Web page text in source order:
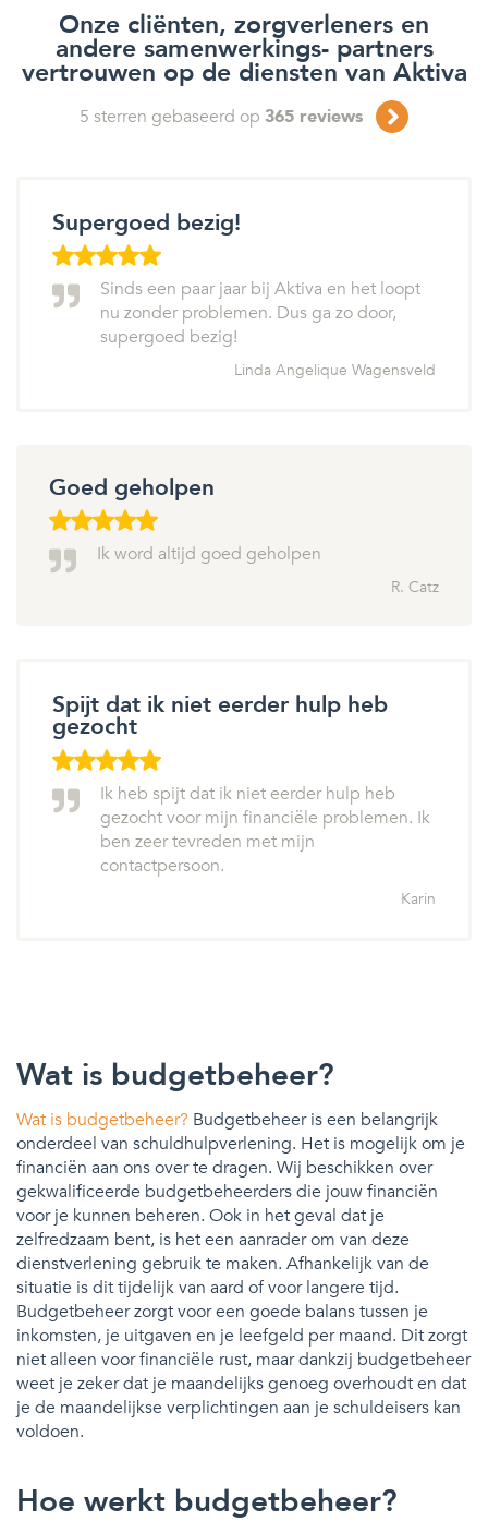
Onze cliënten, zorgverleners en
andere samenwerkings- partners
vertrouwen op de diensten van Aktiva
5 sterren gebaseerd op 365 reviews
Supergoed bezig!
Sinds een paar jaar bij Aktiva en het loopt
nu zonder problemen. Dus ga zo door,
supergoed bezig!
Linda Angelique Wagensveld
Goed geholpen
Ik word altijd goed geholpen
R. Catz
Spijt dat ik niet eerder hulp heb
gezocht
Ik heb spijt dat ik niet eerder hulp heb
gezocht voor mijn financiële problemen. Ik
ben zeer tevreden met mijn
contactpersoon.
Karin
Wat is budgetbeheer?
Wat is budgetbeheer? Budgetbeheer is een belangrijk
onderdeel van schuldhulpverlening. Het is mogelijk om je
financiën aan ons over te dragen. Wij beschikken over
gekwalificeerde budgetbeheerders die jouw financiën
voor je kunnen beheren. Ook in het geval dat je
zelfredzaam bent, is het een aanrader om van deze
dienstverlening gebruik te maken. Afhankelijk van de
situatie is dit tijdelijk van aard of voor langere tijd.
Budgetbeheer zorgt voor een goede balans tussen je
inkomsten, je uitgaven en je leefgeld per maand. Dit zorgt
niet alleen voor financiële rust, maar dankzij budgetbeheer
weet je zeker dat je maandelijks genoeg overhoudt en dat
je de maandelijkse verplichtingen aan je schuldeisers kan
voldoen.
Hoe werkt budgetbeheer?